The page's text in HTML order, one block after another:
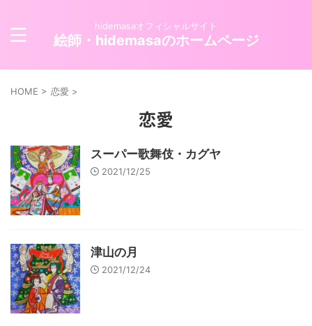
hidemasaオフィシャルサイト
絵師・hidemasaのホームページ
HOME > 恋愛 >
恋愛
スーパー歌舞伎・カグヤ
2021/12/25
津山の月
2021/12/24